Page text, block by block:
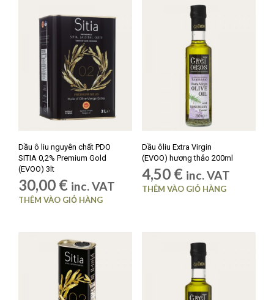
Dầu ô liu nguyên chất PDO
SITIA 0,2% Premium Gold
(EVOO) 3lt
30,00 € inc. VAT
THÊM VÀO GIỎ HÀNG
Dầu ôliu Extra Virgin
(EVOO) hương thảo 200ml
4,50 € inc. VAT
THÊM VÀO GIỎ HÀNG